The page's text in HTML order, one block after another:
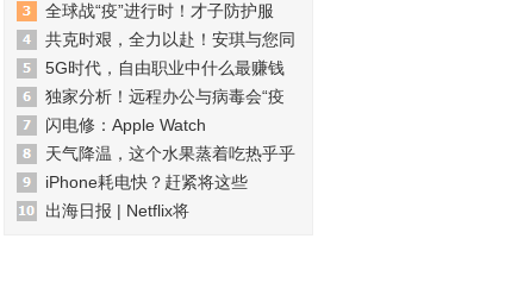
全球战“疫”进行时！才子防护服
共克时艰，全力以赴！安琪与您同
5G时代，自由职业中什么最赚钱
独家分析！远程办公与病毒会“疫
闪电修：Apple Watch
天气降温，这个水果蒸着吃热乎乎
iPhone耗电快？赶紧将这些
出海日报 | Netflix将